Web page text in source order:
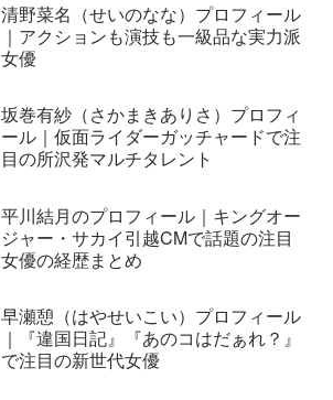
清野菜名（せいのなな）プロフィール
｜アクションも演技も一級品な実力派
女優
坂巻有紗（さかまきありさ）プロフィ
ール｜仮面ライダーガッチャードで注
目の所沢発マルチタレント
平川結月のプロフィール｜キングオー
ジャー・サカイ引越CMで話題の注目
女優の経歴まとめ
早瀬憩（はやせいこい）プロフィール
｜『違国日記』『あのコはだぁれ？』
で注目の新世代女優